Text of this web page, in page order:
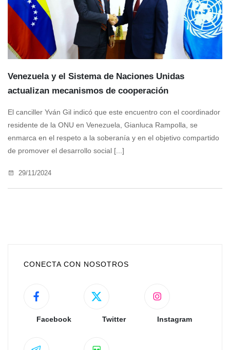
Venezuela y el Sistema de Naciones Unidas
actualizan mecanismos de cooperación
El canciller Yván Gil indicó que este encuentro con el coordinador
residente de la ONU en Venezuela, Gianluca Rampolla, se
enmarca en el respeto a la soberanía y en el objetivo compartido
de promover el desarrollo social [...]
29/11/2024
CONECTA CON NOSOTROS
Facebook Twitter Instagram